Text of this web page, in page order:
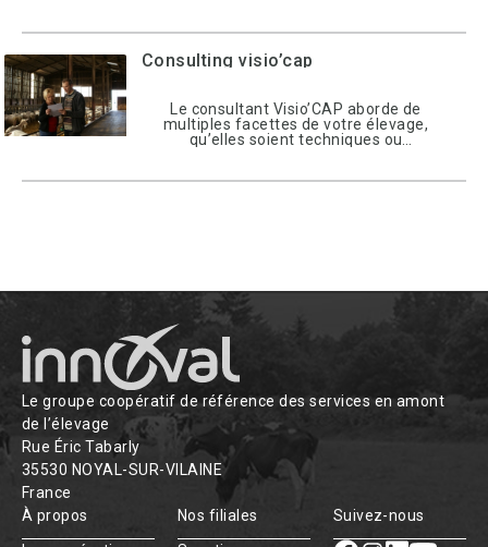
Consulting visio’cap
Le consultant Visio’CAP aborde de
multiples facettes de votre élevage,
qu’elles soient techniques ou
fiables.
Le groupe coopératif de référence des services en amont
de l’élevage
Rue Éric Tabarly
35530 NOYAL-SUR-VILAINE
France
À propos
Nos filiales
Suivez-nous